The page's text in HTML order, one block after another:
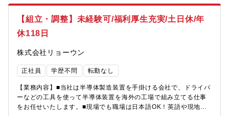
【組立・調整】未経験可/福利厚生充実/土日休/年
休118日
株式会社リョーウン
正社員 学歴不問 転勤なし
【業務内容】■当社は半導体製造装置を手掛ける会社で、ドライバ
ーなどの工具を使って半導体装置を海外の工場で組み立てる仕事
をお任せいたします。■現場でも職場は日本語OK！英語や現地語